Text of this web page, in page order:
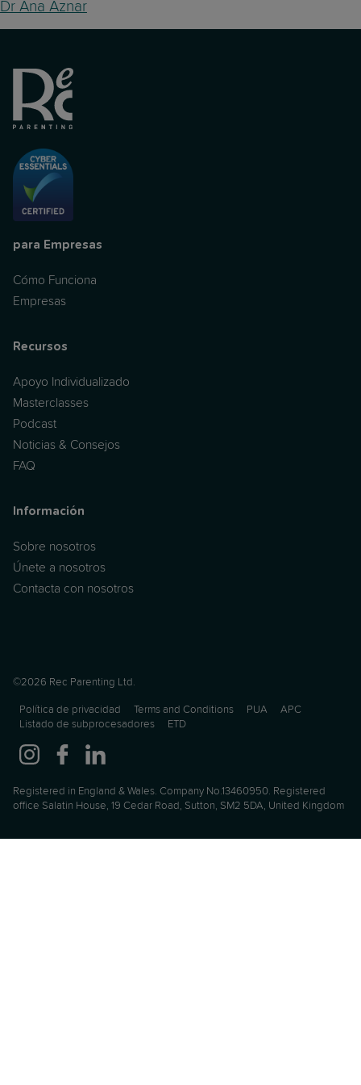
Dr Ana Aznar
para Empresas
Cómo Funciona
Empresas
Recursos
Apoyo Individualizado
Masterclasses
Podcast
Noticias & Consejos
FAQ
Información
Sobre nosotros
Únete a nosotros
Contacta con nosotros
©2026 Rec Parenting Ltd.
Política de privacidad Terms and Conditions PUA
APC
Listado de subprocesadores
ETD
Registered in England & Wales. Company No.13460950. Registered
office Salatin House, 19 Cedar Road, Sutton, SM2 5DA, United Kingdom